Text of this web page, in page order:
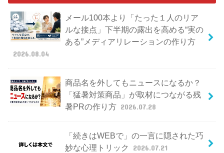
メール100本より「たった１人のリア
ルな接点」下半期の露出を高める“実の
ある”メディアリレーションの作り方
2026.08.04
商品名を外してもニュースになるか？
「猛暑対策商品」が取材につながる残
暑PRの作り方 2026.07.28
「続きはWEBで」の一言に隠された巧
妙な心理トリック
2026.07.21